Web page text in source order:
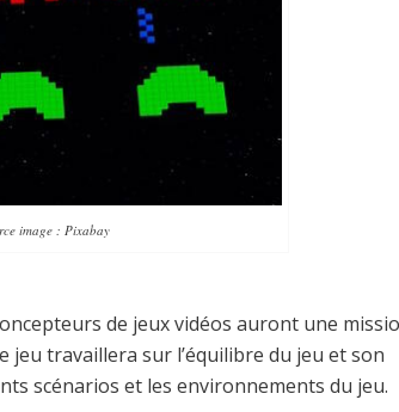
image : Pixabay
de jeux vidéos auront une
jeu travaillera sur l’équilibre du jeu et son
scénarios et les environnements du jeu.